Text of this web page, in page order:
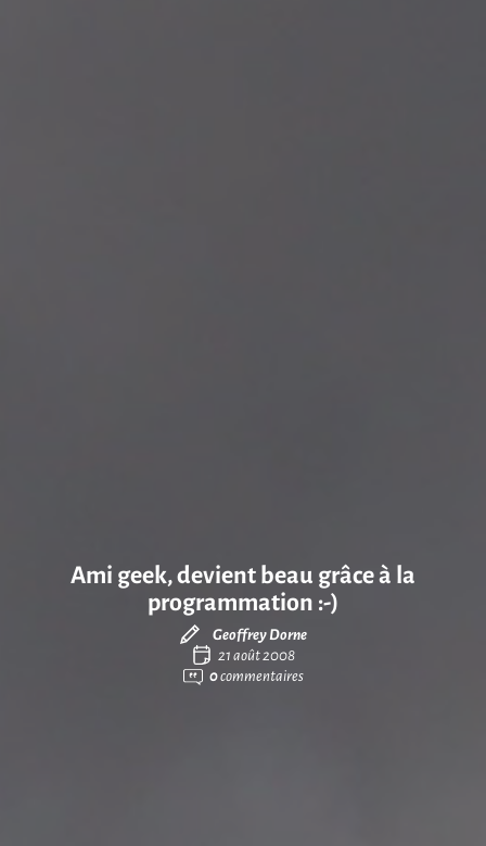
Ami geek, devient beau grâce à la
programmation :-)
Geoffrey Dorne
21 août 2008
0commentaires